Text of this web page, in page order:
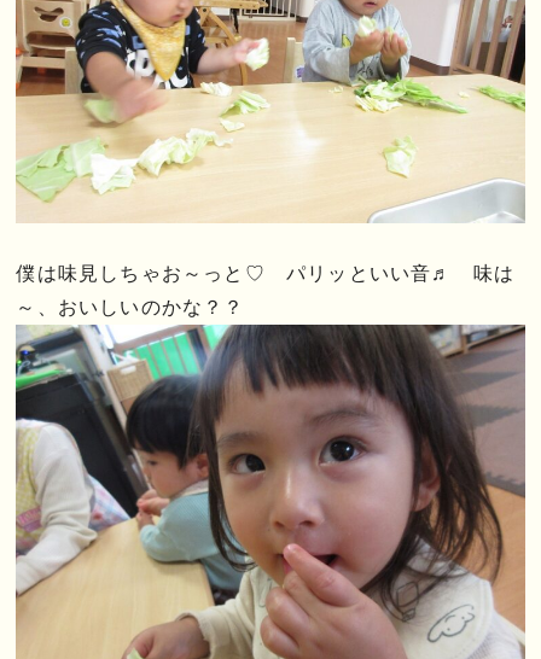
僕は味見しちゃお～っと♡ パリッといい音♬ 味は
～、おいしいのかな？？